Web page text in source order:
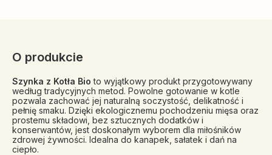
O produkcie
Szynka z Kotła Bio to wyjątkowy produkt przygotowywany
według tradycyjnych metod. Powolne gotowanie w kotle
pozwala zachować jej naturalną soczystość, delikatność i
pełnię smaku. Dzięki ekologicznemu pochodzeniu mięsa oraz
prostemu składowi, bez sztucznych dodatków i
konserwantów, jest doskonałym wyborem dla miłośników
zdrowej żywności. Idealna do kanapek, sałatek i dań na
ciepło.